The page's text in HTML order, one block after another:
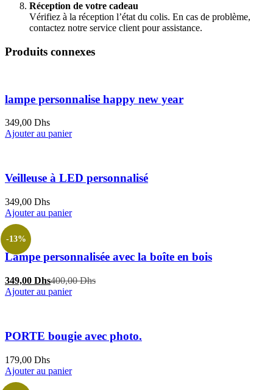
Réception de votre cadeau
Vérifiez à la réception l’état du colis. En cas de problème,
contactez notre service client pour assistance.
Produits connexes
lampe personnalise happy new year
349,00 Dhs
Ajouter au panier
Veilleuse à LED personnalisé
349,00 Dhs
Ajouter au panier
-13%
Lampe personnalisée avec la boîte en bois
349,00 DhsLe
prix
400,00DhsLe
Ajouter au panier
PORTE bougie avec photo.
179,00 Dhs
Ajouter au panier